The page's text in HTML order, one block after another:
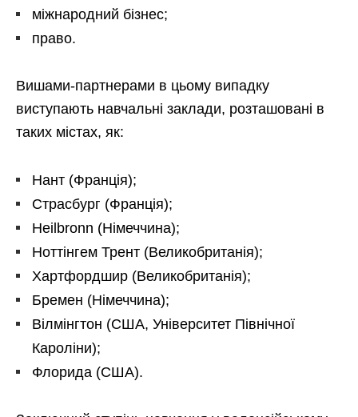
міжнародний бізнес;
право.
Вишами-партнерами в цьому випадку
виступають навчальні заклади, розташовані в
таких містах, як:
Нант (Франція);
Страсбург (Франція);
Heilbronn (Німеччина);
Ноттінгем Трент (Великобританія);
Хартфордшир (Великобританія);
Бремен (Німеччина);
Вілмінгтон (США, Університет Північної
Кароліни);
Флорида (США).